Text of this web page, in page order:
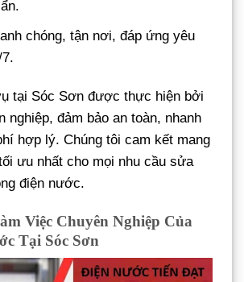
chóng, tận nơi, đáp ứng yêu
tại Sóc Sơn được thực hiện bởi
nghiệp, đảm bảo an toàn, nhanh
hợp lý. Chúng tôi cam kết mang
ưu nhất cho mọi nhu cầu sửa
điện nước.
Việc Chuyên Nghiệp Của
Tại Sóc Sơn